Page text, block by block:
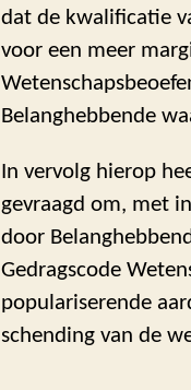
dat de kwalificatie
voor een meer
Belanghebbende
In vervolg hierop
gevraagd om, met
door
Gedragscode
populariserende
schending van de